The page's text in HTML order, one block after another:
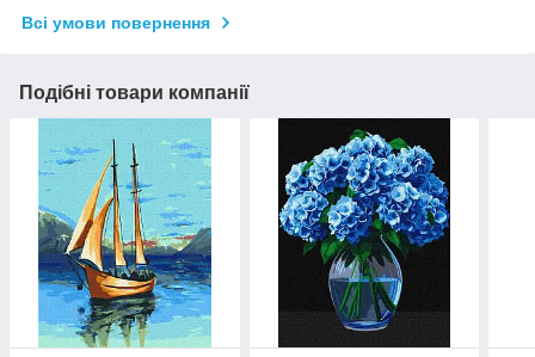
Всі умови повернення
Подібні товари компанії